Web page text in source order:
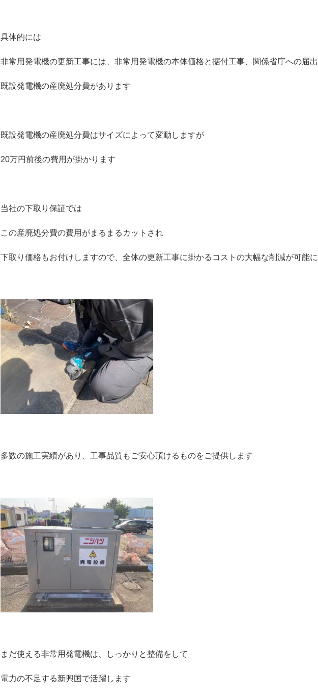
具体的には
非常用発電機の更新工事には、非常用発電機の本体価格と据付工事、関係省庁への届
既設発電機の産廃処分費があります
既設発電機の産廃処分費はサイズによって変動しますが
20万円前後の費用が掛かります
当社の下取り保証では
この産廃処分費の費用がまるまるカットされ
下取り価格もお付けしますので、全体の更新工事に掛かるコストの大幅な削減が可能
多数の施工実績があり、工事品質もご安心頂けるものをご提供します
まだ使える非常用発電機は、しっかりと整備をして
電力の不足する新興国で活躍します